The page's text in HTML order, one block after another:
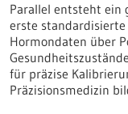
Parallel entsteht ein
erste
Hormondaten über
für präzise
Präzisionsmedizin